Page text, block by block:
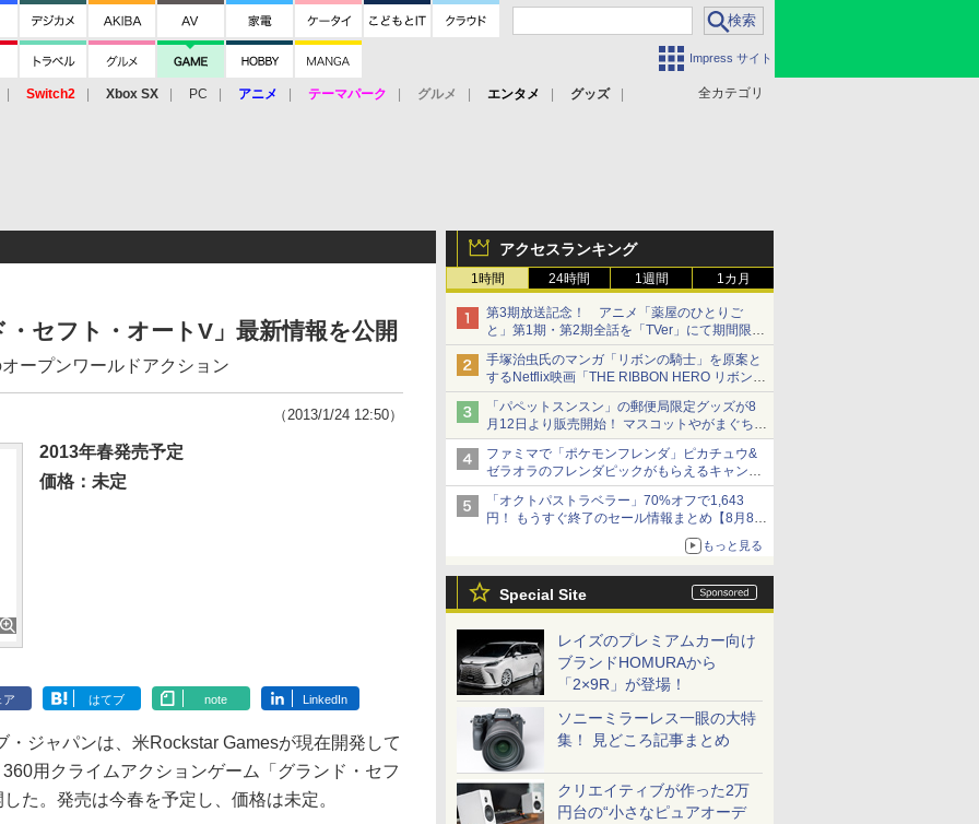
Impress サイト
全カテゴリ
Switch2 Xbox SX PC アニメ テーマパーク グルメ エンタメ
グッズ
アクセスランキング
1時間 24時間 1週間 1カ月
第3期放送記念！ アニメ「薬屋のひとりご
と」第1期・第2期全話を「TVer」にて期間限定
で順次無料配信開始
手塚治虫氏のマンガ「リボンの騎士」を原案と
するNetflix映画「THE RIBBON HERO リボンヒ
ーロー」本日配信開始
「パペットスンスン」の郵便局限定グッズが8
月12日より販売開始！ マスコットやがまぐち、
レターセットなどが登場
ファミマで「ポケモンフレンダ」ピカチュウ&
ゼラオラのフレンダピックがもらえるキャンペ
ーン開催！
「オクトパストラベラー」70%オフで1,643
円！ もうすぐ終了のセール情報まとめ【8月8日
ニンテンドーeショップでは「大神 絶景版」が
もっと見る
Special Site
レイズのプレミアムカー向け
ブランドHOMURAから
「2×9R」が登場！
ソニーミラーレス一眼の大特
集！ 見どころ記事まとめ
クリエイティブが作った2万
円台の“小さなピュアオーデ
セフト・オートV」最新情報を公開
ープンワールドアクション
（2013/1/24 12:50）
2013年春発売予定
価格：未定
ア はてブ note LinkedIn
ジャパンは、米Rockstar Gamesが現在開発して
用クライムアクションゲーム「グランド・セフ
た。発売は今春を予定し、価格は未定。